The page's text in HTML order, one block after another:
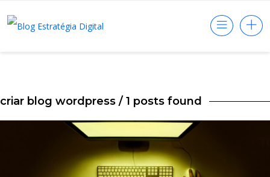
criar blog wordpress / 1 posts found